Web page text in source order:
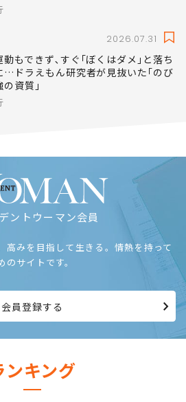
2026.07.31
動もできず､すぐ｢ぼくはダメ｣と落ち
…ドラえもん研究者が見抜いた｢のび
資質｣
ントウーマン会員
高みを目指して生きる。情熱を持って
サイトです。
会員登録する
ンキング